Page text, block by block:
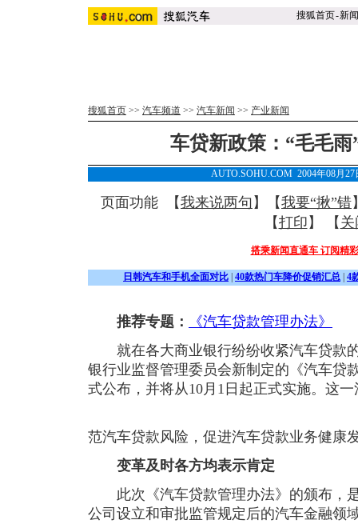
搜狐首页-新闻
搜狐首页 >> 汽车频道 >> 汽车新闻 >> 产业新闻
车贷新政策：“毛毛雨
AUTO.SOHU.COM 2004年08月
页面功能 【我来说两句 】【我要“揪”错
【打印 】 【 关
搭乘新闻直通车 订阅精
日韩汽车和手机全面对比 40款热门车降价促销汇总 4
推荐专题：
《汽车贷款管理办法》
就在各大商业银行纷纷收紧汽车贷款
银行业监督管理委员会新制定的《汽车贷
式公布，并将从10月1日起正式实施。这
范汽车贷款风险，促进汽车贷款业务健康
变革及时各方均表示肯定
此次《汽车贷款管理办法》的颁布，
公司设立和审批监管规定后的汽车金融领